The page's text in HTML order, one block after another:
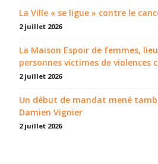
La Ville « se ligue » contre le
2 juillet 2026
La Maison Espoir de femmes,
personnes victimes de violences
2 juillet 2026
Un début de mandat mené
Damien Vignier
2 juillet 2026